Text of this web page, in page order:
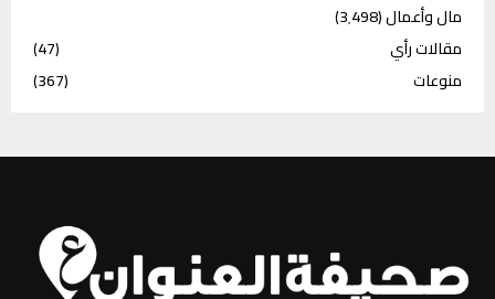
مال وأعمال(3٬498)
مقالات رأي
(47)
منوعات
(367)